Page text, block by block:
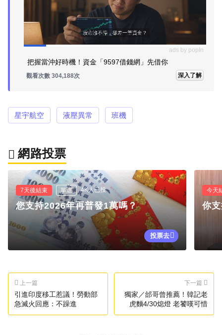
ads by popIn
把握當沖好時機！資金「9597借錢網」先借你
觀看次數 304,188次 深入了解
星宇航空 液壓異常 班機
網路投票
7天後結束 單選 4K人已投
您支持2026年再普發1萬嗎？
投票去
今天
你
上一篇
引進印度移工惹議！勞動部
急滅火回應：不躁進
下一篇
獨家／邰哥曾推薦！韓記老
虎麵4/30熄燈 老饕嘆可惜